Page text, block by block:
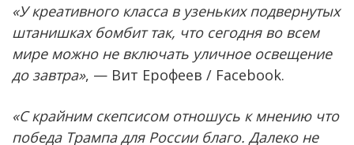
«У креативного класса в узеньких подвернутых
штанишках бомбит так, что сегодня во всем
мире можно не включать уличное освещение
до завтра», — Вит Ерофеев / Facebook.
«С крайним скепсисом отношусь к мнению что
победа Трампа для России благо. Далеко не